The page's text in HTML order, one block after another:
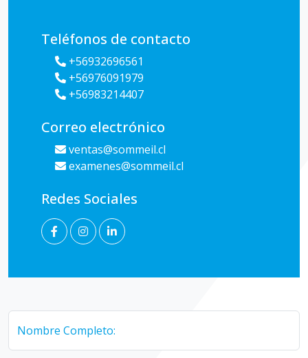
Teléfonos de contacto
+56932696561
+56976091979
+56983214407
Correo electrónico
ventas@sommeil.cl
examenes@sommeil.cl
Redes Sociales
Nombre Completo: